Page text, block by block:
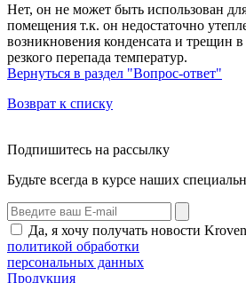
Нет, он не может быть использован
помещения т.к. он недостаточно
возникновения конденсата и трещин
резкого перепада температур.
Вернуться в раздел "Вопрос-ответ"
Возврат к списку
Подпишитесь на рассылку
Будьте всегда в курсе наших
Да, я хочу получать новости
политикой обработки
персональных данных
Продукция